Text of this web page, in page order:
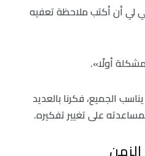
لي أن أكتب ملاحظة تعفيه
أولًا».
الجميع، فكرنا بالعديد
على تغيير تفكيره.